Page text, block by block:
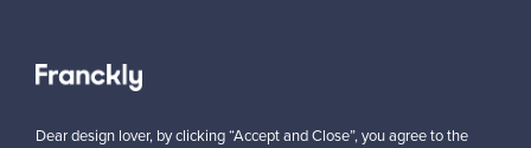
Tilaa uutiskirjeemme ja pysyt ajan tasalla!
Dear design lover, by clicking “Accept and Close”, you agree to the